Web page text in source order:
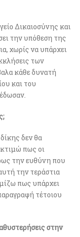
Δικαιοσύνης και
την υπόθεση της
χωρίς να υπάρχει
των
κάθε δυνατή
και του
δεν θα
πως οι
την ευθύνη που
την τεράστια
πως υπάρχει
τέτοιου
στην